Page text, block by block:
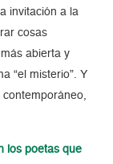
invitación a la
cosas
abierta y
“el misterio”. Y
contemporáneo,
los poetas que